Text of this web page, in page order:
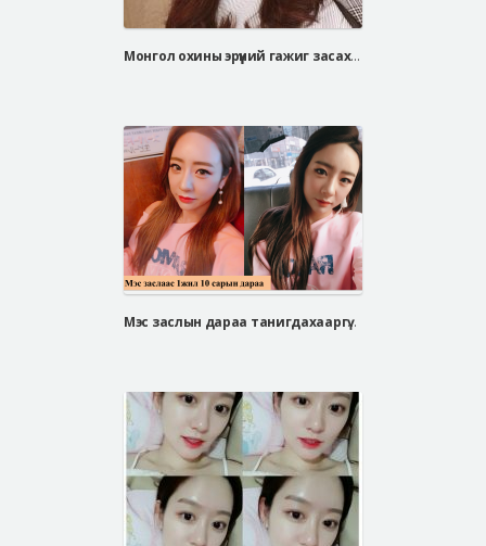
Монгол охины эрүүний гажиг засах мэс заслын сэтгэгдэл
Мэс заслын дараа танигдахааргүй өөрчлөгдсөн Со Юү Ри